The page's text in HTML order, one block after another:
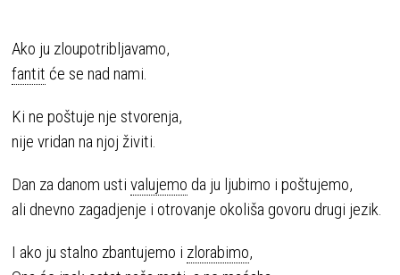
Ako ju zloupotribljavamo,
fantit će se nad nami.
Ki ne poštuje nje stvorenja,
nije vridan na njoj živiti.
Dan za danom ustivalujemo da ju ljubimo i poštujemo,
ali dnevno zagadjenje i otrovanje okoliša govoru drugi jezik.
I ako ju stalno zbantujemo i zlorabimo,